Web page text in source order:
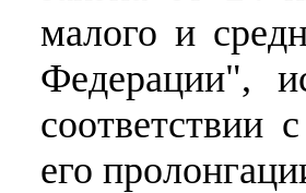
малого и
Федерации",
соответствии
его